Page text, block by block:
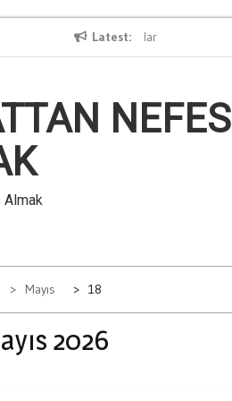
Latest
Verdigi Zararlar
NEFES
Almak
Mayıs 18
2026